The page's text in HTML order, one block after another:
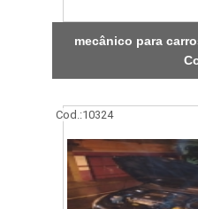
mecânico para
Cod.:10324